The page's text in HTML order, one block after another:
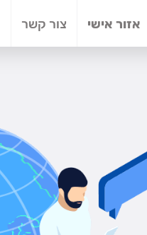
אזור אישי צור קשר